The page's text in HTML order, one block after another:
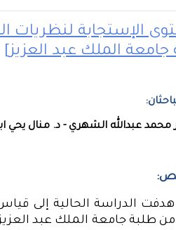
الملك عبد العزيز]
محمد عبدالله الشهري - د. منال يحي
هدفت الدراسة الحالية إلى
من طلبة جامعة الملك عبد